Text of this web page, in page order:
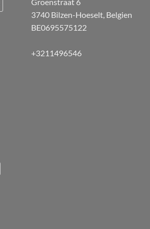
3740 Bilzen-Hoeselt, Belgien
BE0695575122
+3211496546